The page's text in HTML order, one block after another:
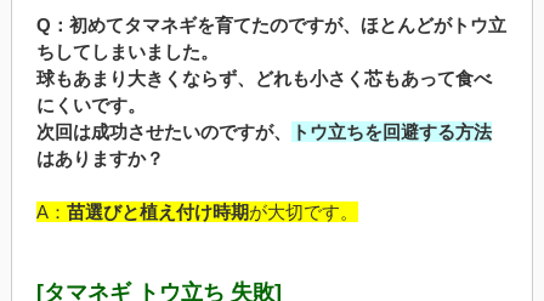
Q：初めてタマネギを育てたのですが、ほとんどがトウ立
ちしてしまいました。
球もあまり大きくならず、どれも小さく芯もあって食べ
にくいです。
次回は成功させたいのですが、
トウ立ちを回避する方法
はありますか？
A： 苗選びと植え付け時期が大切です。
[タマネギ トウ立ち 失敗]